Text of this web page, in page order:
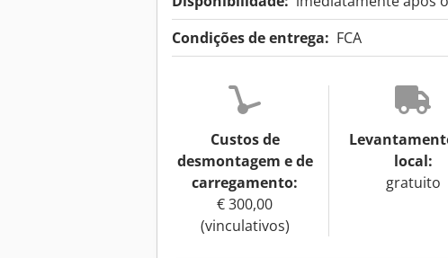
Condições de entrega: FCA
Custos de
desmontagem e de
carregamento:
€ 300,00
(vinculativos)
local:
gratuito